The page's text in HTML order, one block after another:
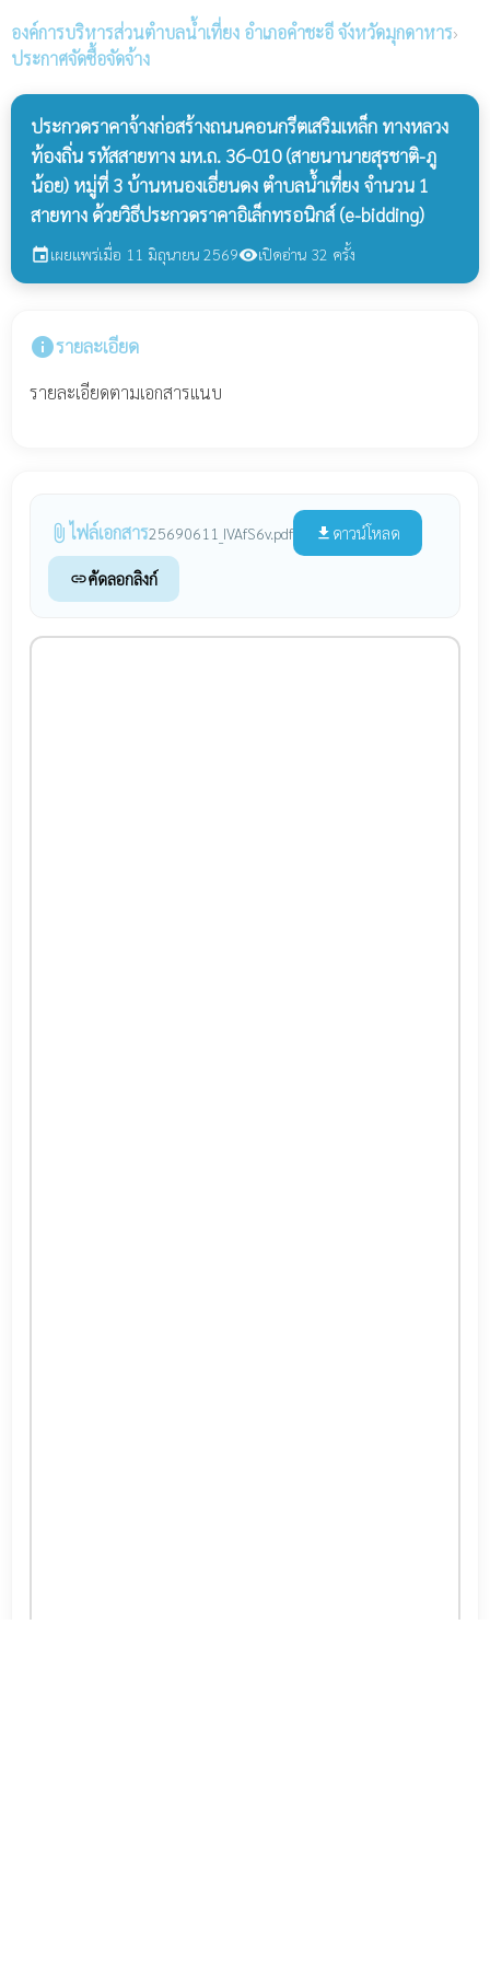
องค์การบริหารส่วนตำบลน้ำเที่ยง อำเภอคำชะอี จังหวัดมุกดาหาร›
ประกาศจัดซื้อจัดจ้าง
ประกวดราคาจ้างก่อสร้างถนนคอนกรีตเสริมเหล็ก ทางหลวง
ท้องถิ่น รหัสสายทาง มห.ถ. 36-010 (สายนานายสุรชาติ-ภู
น้อย) หมู่ที่ 3 บ้านหนองเอี่ยนดง ตำบลน้ำเที่ยง จำนวน 1
สายทาง ด้วยวิธีประกวดราคาอิเล็กทรอนิกส์ (e-bidding)
eventเผยแพร่เมื่อ 11 มิถุนายน 2569visibilityเปิดอ่าน 32 ครั้ง
infoรายละเอียด
รายละเอียดตามเอกสารแนบ
attach_file ไฟล์เอกสาร25690611_IVAfS6v.pdf file_download ดาวน์โหลด
linkคัดลอกลิงก์